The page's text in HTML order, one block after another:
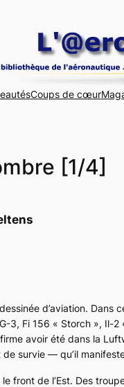
Coups de cœur
[1/4]
d’aviation.
3, Fi 156 « Storch », Il-
avoir été dans la
survie — qu’il
front de l’Est. Des